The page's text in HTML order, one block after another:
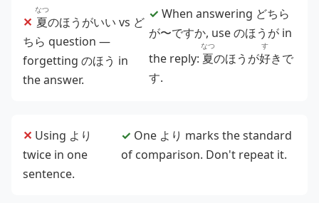
✕ 夏
なつ
のほうがいい vs ど
ちら question —
forgetting のほう in
the answer.
✓ When answering どちら
が〜ですか, use のほうが in
the reply: 夏
なつ
のほうが好
す
きで
す.
✕ Using より
twice in one
sentence.
✓ One より marks the standard
of comparison. Don't repeat it.